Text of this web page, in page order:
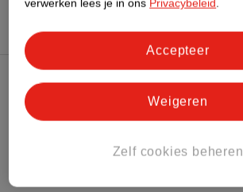
Kruidvat Club
verwerken lees je in ons Privacybeleid.
Zelf cookies beheren
Weigeren
Accepteer